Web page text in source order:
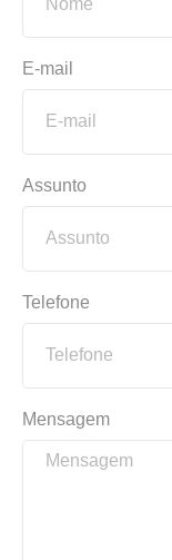
E-mail
Assunto
Telefone
Mensagem